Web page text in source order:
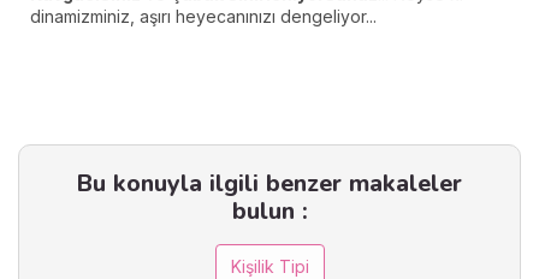
dinamizminiz, aşırı heyecanınızı dengeliyor...
Bu konuyla ilgili benzer makaleler
bulun :
Kişilik Tipi